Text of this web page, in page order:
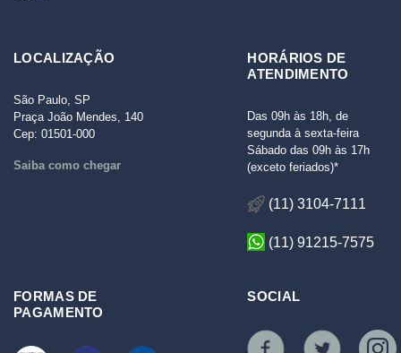
LOCALIZAÇÃO
São Paulo, SP
Praça João Mendes, 140
Cep: 01501-000
Saiba como chegar
HORÁRIOS DE
ATENDIMENTO
Das 09h às 18h, de
segunda à sexta-feira
Sábado das 09h às 17h
(exceto feriados)*
(11) 3104-7111
(11) 91215-7575
FORMAS DE
PAGAMENTO
SOCIAL